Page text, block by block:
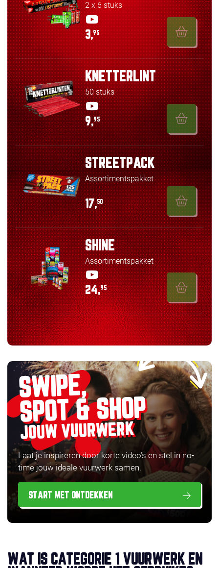
2 x 6 stuks
3,95
KNETTERLINT
50 stuks
9,95
STREETPACK
Assortimentspakket
17,50
SHINE
Assortimentspakket
24,95
SWIPE,
SPOT & SHOP
JOUW VUURWERK
Laat je inspireren door korte video’s en stel in no-
time jouw ideale vuurwerk samen.
START MET ONTDEKKEN
WAT IS CATEGORIE 1 VUURWERK EN